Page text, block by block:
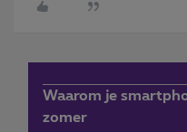
Waarom je
zomer